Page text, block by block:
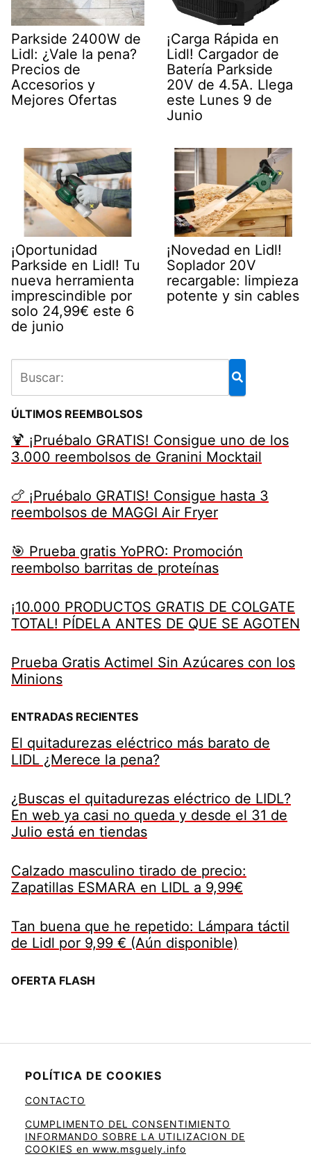
Parkside 2400W de
Lidl: ¿Vale la pena?
Precios de
Accesorios y
Mejores Ofertas
¡Carga Rápida en
Lidl! Cargador de
Batería Parkside
20V de 4.5A. Llega
este Lunes 9 de
Junio
¡Oportunidad
Parkside en Lidl! Tu
nueva herramienta
imprescindible por
solo 24,99€ este 6
de junio
¡Novedad en Lidl!
Soplador 20V
recargable: limpieza
potente y sin cables
ÚLTIMOS REEMBOLSOS
🍹 ¡Pruébalo GRATIS! Consigue uno de los
3.000 reembolsos de Granini Mocktail
🍗 ¡Pruébalo GRATIS! Consigue hasta 3
reembolsos de MAGGI Air Fryer
🎯 Prueba gratis YoPRO: Promoción
reembolso barritas de proteínas
¡10.000 PRODUCTOS GRATIS DE COLGATE
TOTAL! PÍDELA ANTES DE QUE SE AGOTEN
Prueba Gratis Actimel Sin Azúcares con los
Minions
ENTRADAS RECIENTES
El quitadurezas eléctrico más barato de
LIDL ¿Merece la pena?
¿Buscas el quitadurezas eléctrico de LIDL?
En web ya casi no queda y desde el 31 de
Julio está en tiendas
Calzado masculino tirado de precio:
Zapatillas ESMARA en LIDL a 9,99€
Tan buena que he repetido: Lámpara táctil
de Lidl por 9,99 € (Aún disponible)
OFERTA FLASH
POLÍTICA DE COOKIES
CONTACTO
CUMPLIMENTO DEL CONSENTIMIENTO
INFORMANDO SOBRE LA UTILIZACION DE
COOKIES en www.msguely.info